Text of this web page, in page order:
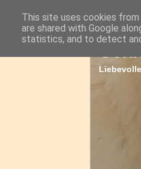
This site uses cookies
are shared with Google
statistics, and to detect